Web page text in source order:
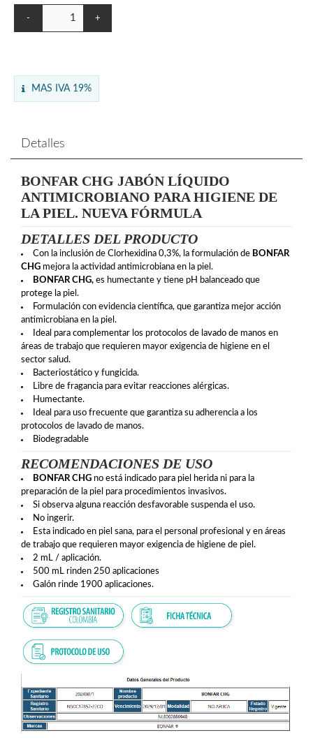
- +
MAS IVA 19%
Detalles
BONFAR CHG JABÓN LÍQUIDO
ANTIMICROBIANO PARA HIGIENE DE
LA PIEL. NUEVA FÓRMULA
DETALLES DEL PRODUCTO
Con la inclusión de Clorhexidina 0,3%, la formulación de BONFAR
CHG mejora la actividad antimicrobiana en la piel.
BONFAR CHG, es humectante y tiene pH balanceado que
protege la piel.
Formulación con evidencia científica, que garantiza mejor acción
antimicrobiana en la piel.
Ideal para complementar los protocolos de lavado de manos en
áreas de trabajo que requieren mayor exigencia de higiene en el
sector salud.
Bacteriostático y fungicida.
Libre de fragancia para evitar reacciones alérgicas.
Humectante.
Ideal para uso frecuente que garantiza su adherencia a los
protocolos de lavado de manos.
Biodegradable
RECOMENDACIONES DE USO
BONFAR CHG no está indicado para piel herida ni para la
preparación de la piel para procedimientos invasivos.
Si observa alguna reacción desfavorable suspenda el uso.
No ingerir.
Esta indicado en piel sana, para el personal profesional y en áreas
de trabajo que requieren mayor exigencia de higiene de piel.
2 mL / aplicación.
500 mL rinden 250 aplicaciones
Galón rinde 1900 aplicaciones.